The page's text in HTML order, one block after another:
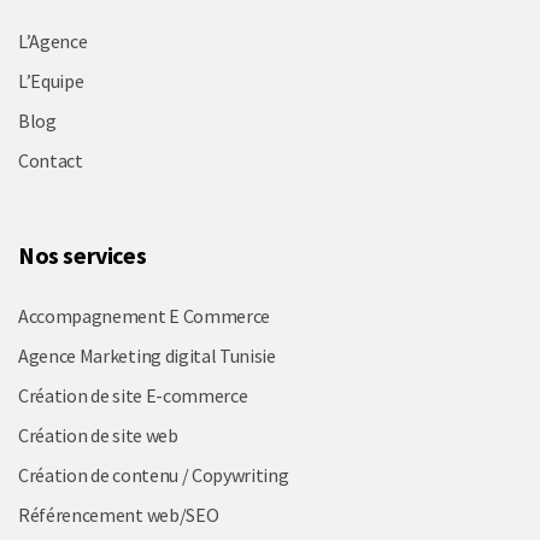
L’Agence
L’Equipe
Blog
Contact
Nos services
Accompagnement E Commerce
Agence Marketing digital Tunisie
Création de site E-commerce
Création de site web
Création de contenu / Copywriting
Référencement web/SEO